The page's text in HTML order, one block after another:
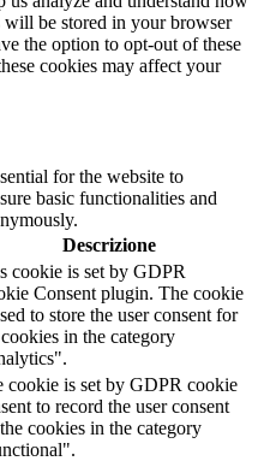
will be stored in your browser
the option to opt-out of these
cookies may affect your
for the website to
basic functionalities and
Descrizione
cookie is set by GDPR
Consent plugin. The cookie
to store the user consent for
in the category
cookie is set by GDPR cookie
to record the user consent
cookies in the category